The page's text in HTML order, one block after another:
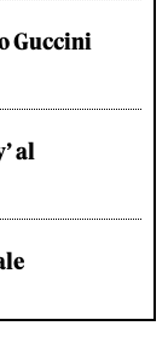
Guccini
al